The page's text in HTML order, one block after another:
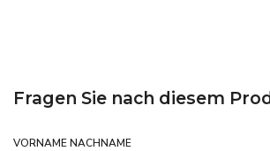
Fragen Sie nach diesem
VORNAME NACHNAME